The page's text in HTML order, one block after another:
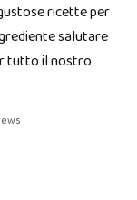
ricette per
salutare
tutto il nostro